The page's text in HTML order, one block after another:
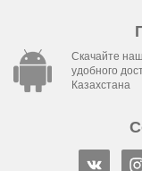
Скачайте
удобного
Казахстана